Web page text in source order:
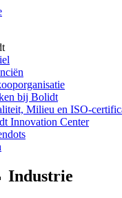
bij Bolidt
Milieu en ISO-
Innovation Center
Industrie